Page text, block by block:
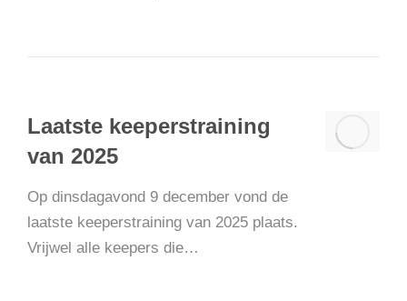
Laatste keeperstraining
van 2025
Op dinsdagavond 9 december vond de
laatste keeperstraining van 2025 plaats.
Vrijwel alle keepers die…